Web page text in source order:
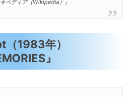
ペディア（Wikipedia）』
（1983年）
』